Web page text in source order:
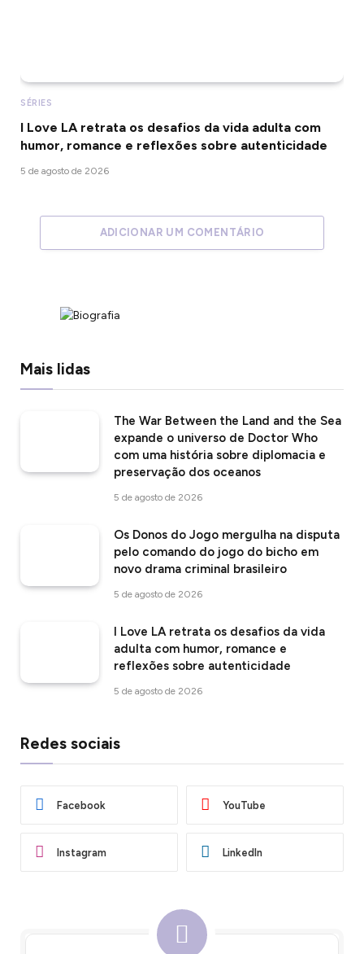
SÉRIES
I Love LA retrata os desafios da vida adulta com
humor, romance e reflexões sobre autenticidade
5 de agosto de 2026
ADICIONAR UM COMENTÁRIO
Mais lidas
The War Between the Land and the Sea
expande o universo de Doctor Who
com uma história sobre diplomacia e
preservação dos oceanos
5 de agosto de 2026
Os Donos do Jogo mergulha na disputa
pelo comando do jogo do bicho em
novo drama criminal brasileiro
5 de agosto de 2026
I Love LA retrata os desafios da vida
adulta com humor, romance e
reflexões sobre autenticidade
5 de agosto de 2026
Redes sociais
Facebook YouTube
Instagram LinkedIn